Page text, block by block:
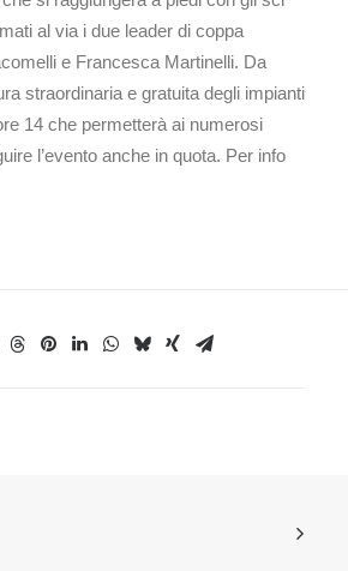
al via i due leader di coppa
e Francesca Martinelli. Da
straordinaria e gratuita degli impianti
14 che permetterà ai numerosi
l’evento anche in quota. Per info